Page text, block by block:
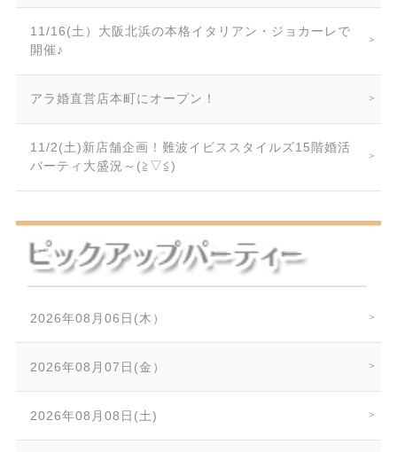
11/16(土）大阪北浜の本格イタリアン・ジョカーレで
開催♪
アラ婚直営店本町にオープン！
11/2(土)新店舗企画！難波イビススタイルズ15階婚活
パーティ大盛況～(≧▽≦)
2026年08月06日(木）
2026年08月07日(金）
2026年08月08日(土)